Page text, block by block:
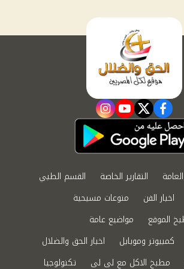
facebook
twitter
youtube
instagram
التقارير الخاصة
القسم الطبي
اخبار الفن
منوعات مسيحية
الموقع
مواضيع عامة
كمبيوتر وموبايل
اخبار الحق والضلال
مطبخ الاكل مع لى لى تكنولوجيا